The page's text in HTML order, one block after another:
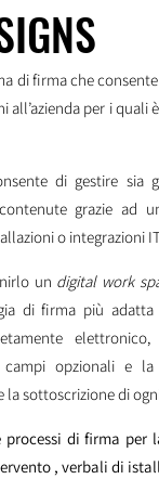
di firma che
all’azienda per i quali
di gestire sia
grazie ad
o integrazioni
un digital work
di firma più adatta
campi opzionali e
la sottoscrizione di
processi di firma per
, verbali di